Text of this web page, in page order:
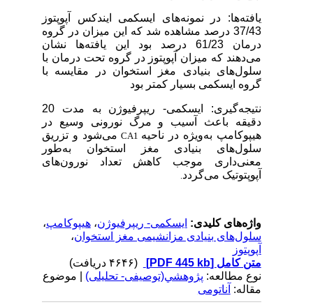
یافته‌ها: در نمونه‌های ایسکمی ایندکس آپوپتوز
37/43 درصد مشاهده شد که این میزان در گروه
درمان 61/23 درصد بود این یافته‌ها نشان
می‌دهند که میزان آپوپتوز در گروه تحت درمان با
سلول‌های بنیادی مغز استخوان در مقایسه با
گروه ایسکمی بسیار کمتر بود
نتیجه‌گیری: ایسکمی- ریپرفیوژن به مدت 20
دقیقه باعث آسیب و مرگ نورونی وسیع در
هیپوکامپ به‌ویژه در ناحیهCA1می‌شود و تزریق
سلول‌های بنیادی مغز استخوان به‌طور
معنی‌داری موجب کاهش تعداد نورون‌های
آپوپتوتیک می‌گردد.
واژه‌های کلیدی:ایسکمی- ریپرفیوژن ،هیپوکامپ،
سلول‌های بنیادی مزانشیمی مغز استخوان ،
آپوپتوز
متن کامل[PDF 445 kb]
نوع مطالعه:پژوهشي(توصیفی- تحلیلی) | موضوع
مقاله:آناتومی